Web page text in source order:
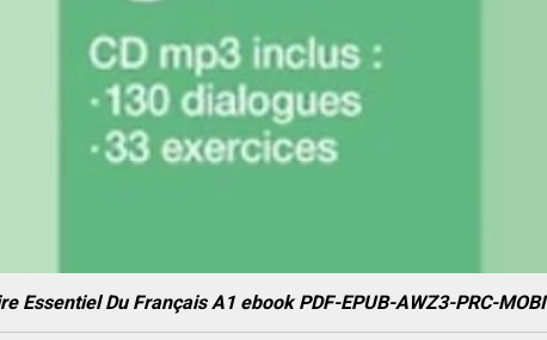
Essentiel Du Français A1 ebook PDF-EPUB-AWZ3-PRC-MOBI